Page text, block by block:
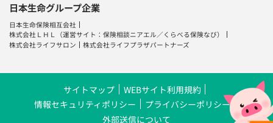
日本生命グループ企業
日本生命保険相互会社
株式会社ＬＨＬ （運営サイト：保険相談ニアエル／ くらべる保険なび）
株式会社ライフサロン
株式会社ライフプラザパートナーズ
サイトマップ
WEBサイト利用規約
情報セキュリティポリシー
プライバシーポリシー
外部送信について